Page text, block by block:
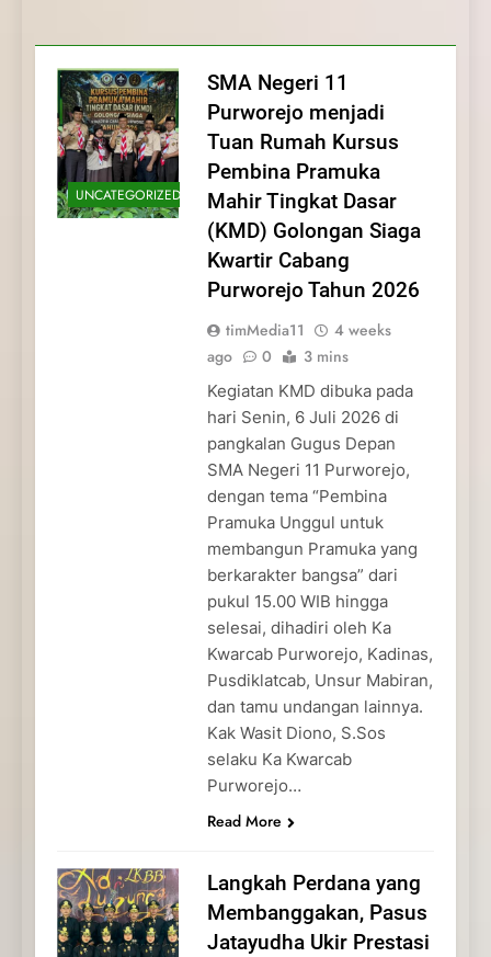
dan Pengabdian Generasi
Pramuka
Pramuka
Kepedulian
UNCATEGORIZED
SMA Negeri 11
Purworejo menjadi
Tuan Rumah Kursus
Pembina Pramuka
Mahir Tingkat Dasar
(KMD) Golongan Siaga
Kwartir Cabang
Purworejo Tahun 2026
timMedia11
4 weeks
ago
0 3 mins
Kegiatan KMD dibuka pada
hari Senin, 6 Juli 2026 di
pangkalan Gugus Depan
SMA Negeri 11 Purworejo,
dengan tema “Pembina
Pramuka Unggul untuk
membangun Pramuka yang
berkarakter bangsa” dari
pukul 15.00 WIB hingga
selesai, dihadiri oleh Ka
Kwarcab Purworejo, Kadinas,
Pusdiklatcab, Unsur Mabiran,
dan tamu undangan lainnya.
Kak Wasit Diono, S.Sos
selaku Ka Kwarcab
Purworejo…
Read More
Langkah Perdana yang
Membanggakan, Pasus
Jatayudha Ukir Prestasi